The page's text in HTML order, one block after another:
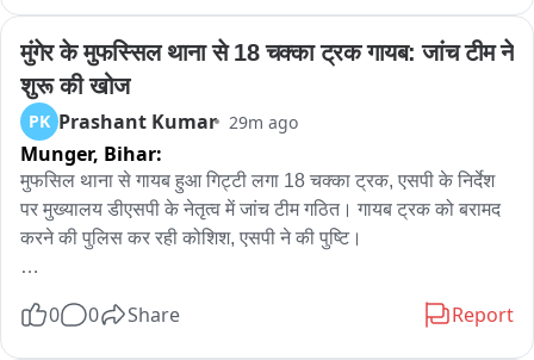
मुंगेर के मुफस्सिल थाना से 18 चक्का ट्रक गायब: जांच टीम ने
शुरू की खोज
PK Prashant Kumar 29m ago
Munger, Bihar:
मुफसिल थाना से गायब हुआ गिट्टी लगा 18 चक्का ट्रक, एसपी के निर्देश
पर मुख्यालय डीएसपी के नेतृत्व में जांच टीम गठित। गायब ट्रक को बरामद
करने की पुलिस कर रही कोशिश, एसपी ने की पुष्टि।
रहस्यमय ढंग से गायब होने का मामला सामने आया है। इस घटना के बाद से
ही पुलिस प्रशासन और खनन विभाग में हड़कंप मच गया है। हैरानी की बात
0 0 Share Report